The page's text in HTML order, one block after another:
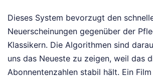
Dieses System bevorzugt den
Neuerscheinungen gegenüber der
Klassikern. Die Algorithmen sind
uns das Neueste zu zeigen, weil das
Abonnentenzahlen stabil hält. Ein